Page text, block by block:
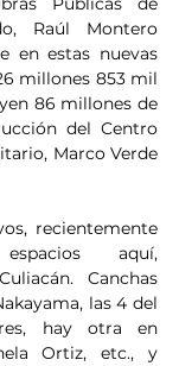
Raúl Montero
en estas nuevas
millones 853 mil
86 millones de
del Centro
Marco Verde
recientemente
aquí,
Canchas
las 4 del
hay otra en
Ortiz, etc., y